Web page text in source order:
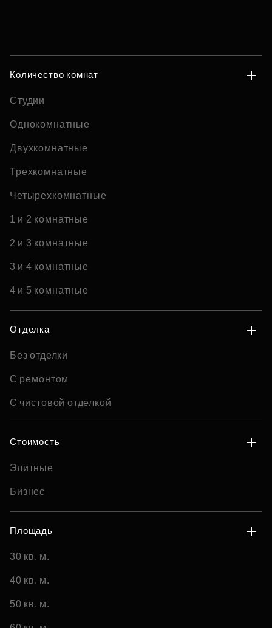
Количество комнат
Студии
Однокомнатные
Двухкомнатные
Трехкомнатные
Четырехкомнатные
1 и 2 комнатные
2 и 3 комнатные
3 и 4 комнатные
4 и 5 комнатные
Отделка
Без отделки
С ремонтом
С чистовой отделкой
Стоимость
Элитные
Бизнес
Площадь
30 кв. м.
40 кв. м.
50 кв. м.